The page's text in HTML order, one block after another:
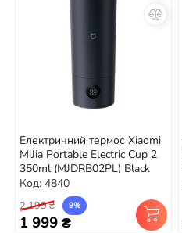
Електричний термос Xiaomi
MiJia Portable Electric Cup 2
350ml (MJDRB02PL) Black
Код: 4840
2 199 ₴ 9%
1 999 ₴